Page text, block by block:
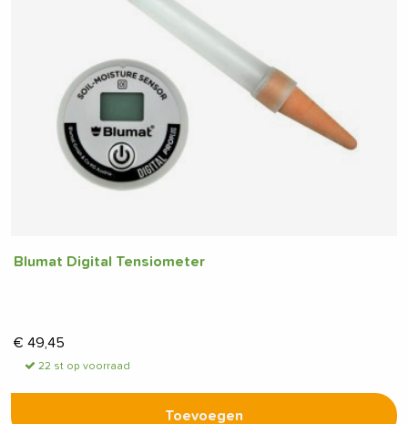
Blumat Digital Tensiometer
€ 49,45
22 st op voorraad
Toevoegen